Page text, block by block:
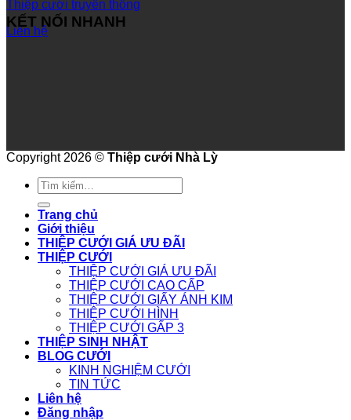
Thiệp cưới truyền thống
Liên hệ
KẾT NỐI NHANH
Copyright 2026 © Thiệp cưới Nhà Lỳ
Tìm
kiếm:
Trang chủ
Giới thiệu
THIỆP CƯỚI GIÁ ƯU ĐÃI
THIỆP CƯỚI
THIỆP CƯỚI GIÁ ƯU ĐÃI
THIỆP CƯỚI CAO CẤP
THIỆP CƯỚI GIẤY ÁNH KIM
THIỆP CƯỚI HÌNH
THIỆP CƯỚI GẤP 3
THIỆP SINH NHẬT
BLOG CƯỚI
KINH NGHIỆM CƯỚI
TIN TỨC
Liên hệ
Đăng nhập